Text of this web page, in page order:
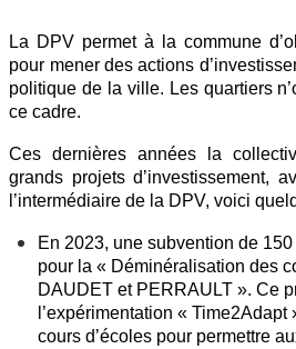
La DPV permet à la commune
pour mener des actions
politique de la ville. Les quartiers
ce cadre.
Ces dernières années la
grands projets d’investissement,
l’intermédiaire de la DPV, voici
En 2023, une subvention de
pour la « Déminéralisation des
DAUDET et PERRAULT ». Ce
l’expérimentation «
cours d’écoles pour permettre